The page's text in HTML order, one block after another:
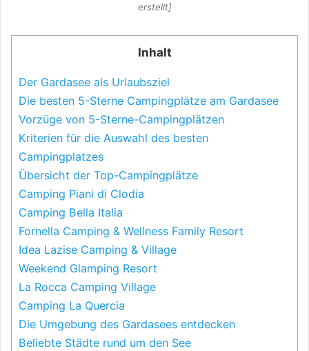
erstellt]
Inhalt
Der Gardasee als Urlaubsziel
Die besten 5-Sterne Campingplätze am Gardasee
Vorzüge von 5-Sterne-Campingplätzen
Kriterien für die Auswahl des besten
Campingplatzes
Übersicht der Top-Campingplätze
Camping Piani di Clodia
Camping Bella Italia
Fornella Camping & Wellness Family Resort
Idea Lazise Camping & Village
Weekend Glamping Resort
La Rocca Camping Village
Camping La Quercia
Die Umgebung des Gardasees entdecken
Beliebte Städte rund um den See